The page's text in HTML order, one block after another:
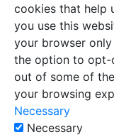
cookies that help
you use this
your browser
the option to opt-
out of some of
your browsing
Necessary
Necessary